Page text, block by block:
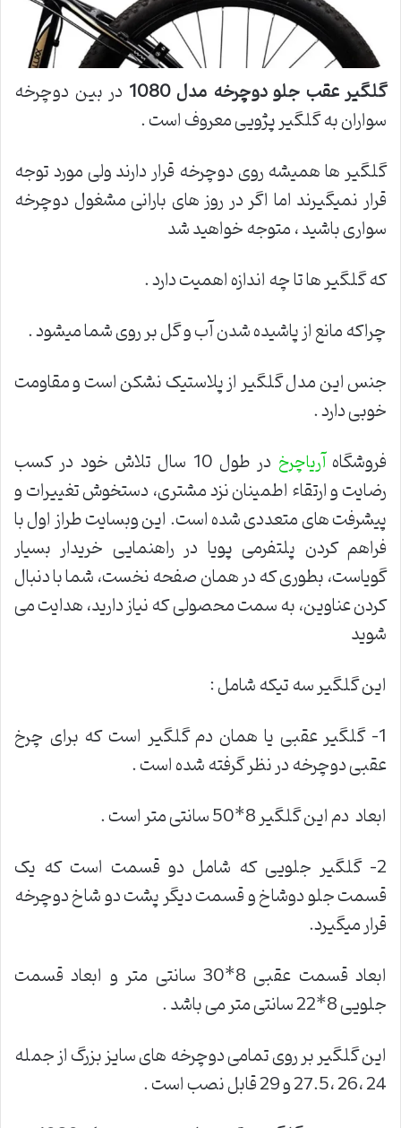
گلگیر عقب جلو دوچرخه مدل 1080
در بین دوچرخه
سواران به گلگیر پژویی معروف است .
گلگیر ها همیشه روی دوچرخه قرار دارند ولی مورد توجه
قرار نمیگیرند اما اگر در روز های بارانی مشغول دوچرخه
سواری باشید ، متوجه خواهید شد
که گلگیر ها تا چه اندازه اهمیت دارد .
چراکه مانع از پاشیده شدن آب و گل بر روی شما میشود .
جنس این مدل گلگیر از پلاستیک نشکن است و مقاومت
خوبی دارد .
فروشگاهآریاچرخ
در طول 10 سال تلاش خود در کسب
رضایت و ارتقاء اطمینان نزد مشتری، دستخوش تغییرات و
پیشرفت های متعددی شده است. این وبسایت طراز اول با
فراهم کردن پلتفرمی پویا در راهنمایی خریدار بسیار
گویاست، بطوری که در همان صفحه نخست، شما با دنبال
کردن عناوین، به سمت محصولی که نیاز دارید، هدایت می
شوید
این گلگیر سه تیکه شامل :
1- گلگیر عقبی یا همان دم گلگیر است که برای چرخ
عقبی دوچرخه در نظر گرفته شده است .
ابعاد دم این گلگیر 8*50 سانتی متر است .
2- گلگیر جلویی که شامل دو قسمت است که یک
قسمت جلو دوشاخ و قسمت دیگر پشت دو شاخ دوچرخه
قرار میگیرد.
ابعاد قسمت عقبی 8*30 سانتی متر و ابعاد قسمت
جلویی 8*22 سانتی متر می باشد .
این گلگیر بر روی تمامی دوچرخه های سایز بزرگ از جمله
24 ،26 ،27.5 و 29 قابل نصب است .